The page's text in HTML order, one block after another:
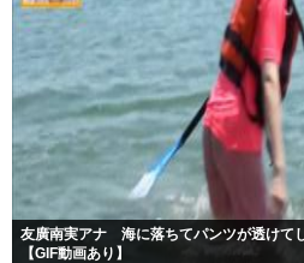
友廣南実アナ 海に落ちてパンツが透けて
【GIF動画あり】